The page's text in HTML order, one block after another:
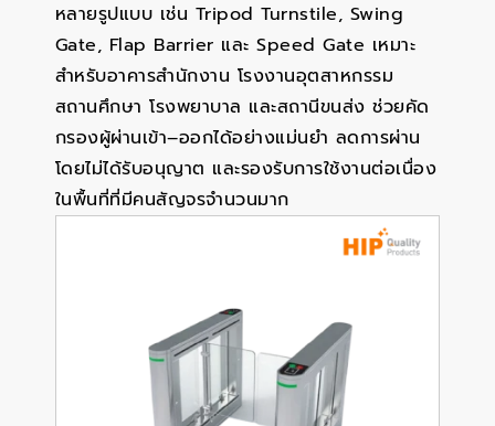
หลายรูปแบบ เช่น Tripod Turnstile, Swing
Gate, Flap Barrier และ Speed Gate เหมาะ
สำหรับอาคารสำนักงาน โรงงานอุตสาหกรรม
สถานศึกษา โรงพยาบาล และสถานีขนส่ง ช่วยคัด
กรองผู้ผ่านเข้า–ออกได้อย่างแม่นยำ ลดการผ่าน
โดยไม่ได้รับอนุญาต และรองรับการใช้งานต่อเนื่อง
ในพื้นที่ที่มีคนสัญจรจำนวนมาก